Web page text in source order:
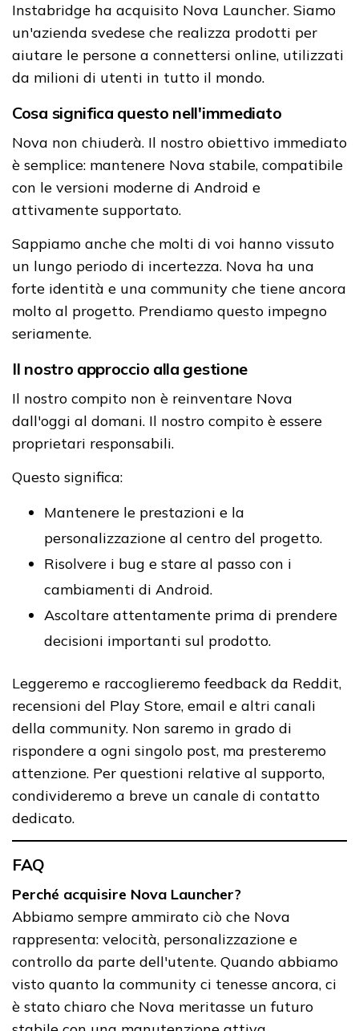
Instabridge ha acquisito Nova Launcher. Siamo
un'azienda svedese che realizza prodotti per
aiutare le persone a connettersi online, utilizzati
da milioni di utenti in tutto il mondo.
Cosa significa questo nell'immediato
Nova non chiuderà. Il nostro obiettivo immediato
è semplice: mantenere Nova stabile, compatibile
con le versioni moderne di Android e
attivamente supportato.
Sappiamo anche che molti di voi hanno vissuto
un lungo periodo di incertezza. Nova ha una
forte identità e una community che tiene ancora
molto al progetto. Prendiamo questo impegno
seriamente.
Il nostro approccio alla gestione
Il nostro compito non è reinventare Nova
dall'oggi al domani. Il nostro compito è essere
proprietari responsabili.
Questo significa:
Mantenere le prestazioni e la
personalizzazione al centro del progetto.
Risolvere i bug e stare al passo con i
cambiamenti di Android.
Ascoltare attentamente prima di prendere
decisioni importanti sul prodotto.
Leggeremo e raccoglieremo feedback da Reddit,
recensioni del Play Store, email e altri canali
della community. Non saremo in grado di
rispondere a ogni singolo post, ma presteremo
attenzione. Per questioni relative al supporto,
condivideremo a breve un canale di contatto
dedicato.
FAQ
Perché acquisire Nova Launcher?
Abbiamo sempre ammirato ciò che Nova
rappresenta: velocità, personalizzazione e
controllo da parte dell'utente. Quando abbiamo
visto quanto la community ci tenesse ancora, ci
è stato chiaro che Nova meritasse un futuro